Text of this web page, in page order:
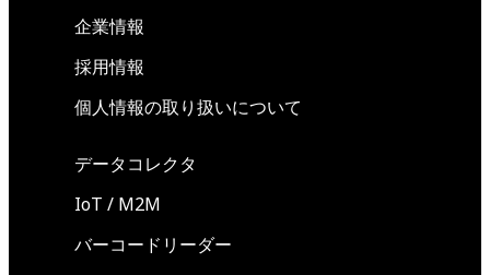
企業情報
採用情報
個人情報の取り扱いについて
データコレクタ
IoT / M2M
バーコードリーダー